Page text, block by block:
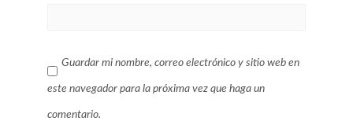
Guardar mi nombre, correo electrónico y sitio web en
este navegador para la próxima vez que haga un
comentario.